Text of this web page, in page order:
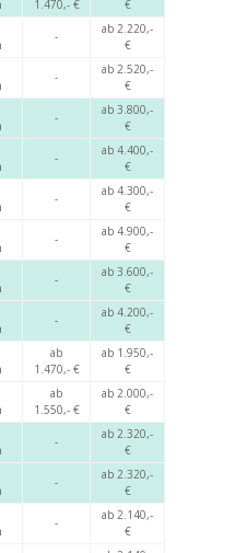
1.470,- €
€
-
ab 2.220,-
€
-
ab 2.520,-
€
-
ab 3.800,-
€
-
ab 4.400,-
€
-
ab 4.300,-
€
-
ab 4.900,-
€
-
ab 3.600,-
€
-
ab 4.200,-
€
ab
1.470,- €
ab 1.950,-
€
ab
1.550,- €
ab 2.000,-
€
-
ab 2.320,-
€
-
ab 2.320,-
€
-
ab 2.140,-
€